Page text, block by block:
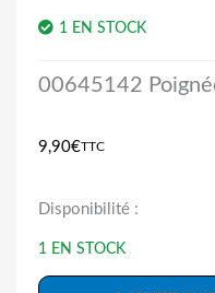
1 EN STOCK
00645142
9,90€TTC
Disponibilité :
1 EN STOCK
quantité
de